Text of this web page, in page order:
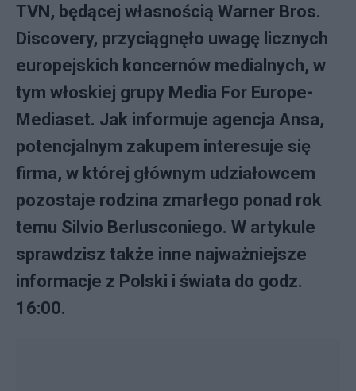
TVN, będącej własnością Warner Bros.
Discovery, przyciągnęło uwagę licznych
europejskich koncernów medialnych, w
tym włoskiej grupy Media For Europe-
Mediaset. Jak informuje agencja Ansa,
potencjalnym zakupem interesuje się
firma, w której głównym udziałowcem
pozostaje rodzina zmarłego ponad rok
temu Silvio Berlusconiego. W artykule
sprawdzisz także inne najważniejsze
informacje z Polski i świata do godz.
16:00.